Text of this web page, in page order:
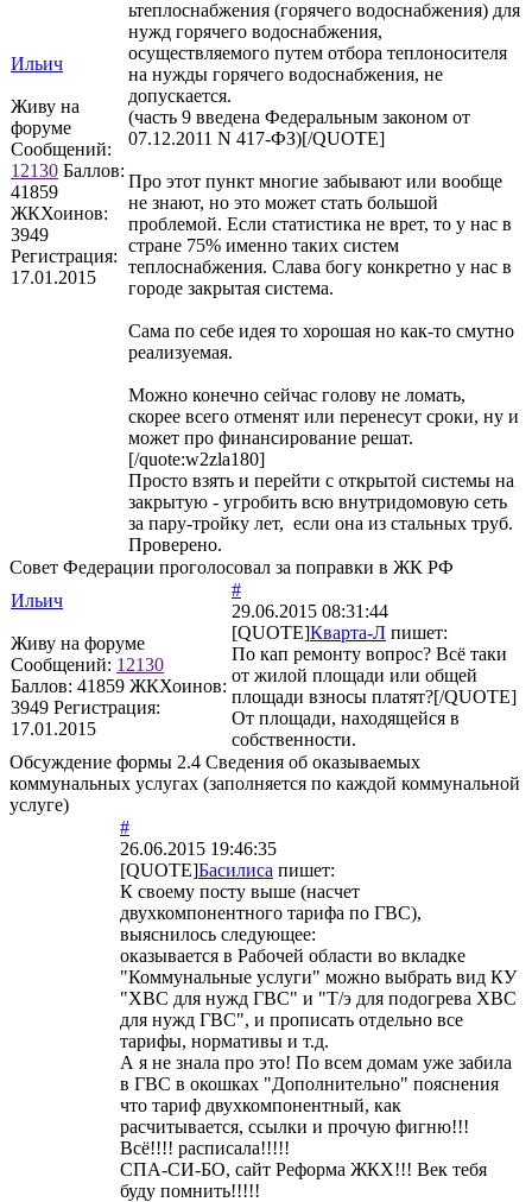
Ильич
Живу на
форуме
Сообщений:
12130 Баллов:
41859
ЖКХоинов:
3949
Регистрация:
17.01.2015
ьтеплоснабжения (горячего водоснабжения) для
нужд горячего водоснабжения,
осуществляемого путем отбора теплоносителя
на нужды горячего водоснабжения, не
допускается.
(часть 9 введена Федеральным законом от
07.12.2011 N 417-ФЗ)[/QUOTE]
Про этот пункт многие забывают или вообще
не знают, но это может стать большой
проблемой. Если статистика не врет, то у нас в
стране 75% именно таких систем
теплоснабжения. Слава богу конкретно у нас в
городе закрытая система.
Сама по себе идея то хорошая но как-то смутно
реализуемая.
Можно конечно сейчас голову не ломать,
скорее всего отменят или перенесут сроки, ну и
может про финансирование решат.
[/quote:w2zla180]
Просто взять и перейти с открытой системы на
закрытую - угробить всю внутридомовую сеть
за пару-тройку лет, если она из стальных труб.
Проверено.
Совет Федерации проголосовал за поправки в ЖК РФ
Ильич
Живу на форуме
Сообщений: 12130
Баллов: 41859 ЖКХоинов:
3949 Регистрация:
17.01.2015
#
29.06.2015 08:31:44
[QUOTE]Кварта-Л пишет:
По кап ремонту вопрос? Всё таки
от жилой площади или общей
площади взносы платят?[/QUOTE]
От площади, находящейся в
собственности.
Обсуждение формы 2.4 Сведения об оказываемых
коммунальных услугах (заполняется по каждой коммунальной
услуге)
#
26.06.2015 19:46:35
[QUOTE]Басилиса пишет:
К своему посту выше (насчет
двухкомпонентного тарифа по ГВС),
выяснилось следующее:
оказывается в Рабочей области во вкладке
"Коммунальные услуги" можно выбрать вид КУ
"ХВС для нужд ГВС" и "Т/э для подогрева ХВС
для нужд ГВС", и прописать отдельно все
тарифы, нормативы и т.д.
А я не знала про это! По всем домам уже забила
в ГВС в окошках "Дополнительно" пояснения
что тариф двухкомпонентный, как
расчитывается, ссылки и прочую фигню!!!
Всё!!!! расписала!!!!!
СПА-СИ-БО, сайт Реформа ЖКХ!!! Век тебя
буду помнить!!!!!